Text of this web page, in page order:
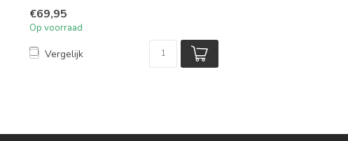
€69,95
Op voorraad
Vergelijk